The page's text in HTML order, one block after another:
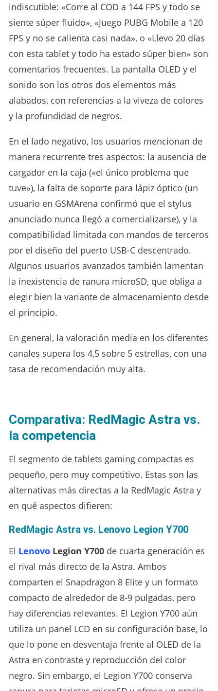
indiscutible: «Corre al COD a 144 FPS y todo se
siente súper fluido», «Juego PUBG Mobile a 120
FPS y no se calienta casi nada», o «Llevo 20 días
con esta tablet y todo ha estado súper bien» son
comentarios frecuentes. La pantalla OLED y el
sonido son los otros dos elementos más
alabados, con referencias a la viveza de colores
y la profundidad de negros.
En el lado negativo, los usuarios mencionan de
manera recurrente tres aspectos: la ausencia de
cargador en la caja («el único problema que
tuve»), la falta de soporte para lápiz óptico (un
usuario en GSMArena confirmó que el stylus
anunciado nunca llegó a comercializarse), y la
compatibilidad limitada con mandos de terceros
por el diseño del puerto USB-C descentrado.
Algunos usuarios avanzados también lamentan
la inexistencia de ranura microSD, que obliga a
elegir bien la variante de almacenamiento desde
el principio.
En general, la valoración media en los diferentes
canales supera los 4,5 sobre 5 estrellas, con una
tasa de recomendación muy alta.
Comparativa: RedMagic Astra vs.
la competencia
El segmento de tablets gaming compactas es
pequeño, pero muy competitivo. Estas son las
alternativas más directas a la RedMagic Astra y
en qué aspectos difieren:
RedMagic Astra vs. Lenovo Legion Y700
El LenovoLegion Y700de cuarta generación es
el rival más directo de la Astra. Ambos
comparten el Snapdragon 8 Elite y un formato
compacto de alrededor de 8-9 pulgadas, pero
hay diferencias relevantes. El Legion Y700 aún
utiliza un panel LCD en su configuración base, lo
que lo pone en desventaja frente al OLED de la
Astra en contraste y reproducción del color
negro. Sin embargo, el Legion Y700 conserva